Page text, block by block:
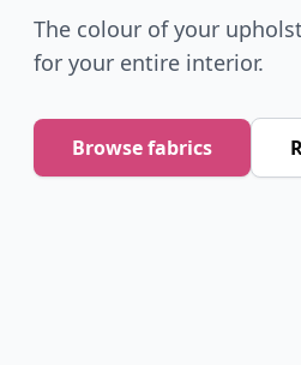
The colour of your
for your entire interior.
Browse fabrics